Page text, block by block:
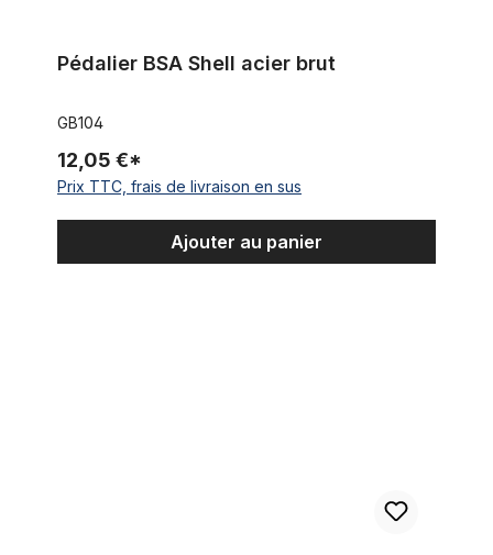
Pédalier BSA Shell acier brut
GB104
12,05 €*
Prix TTC, frais de livraison en sus
Ajouter au panier